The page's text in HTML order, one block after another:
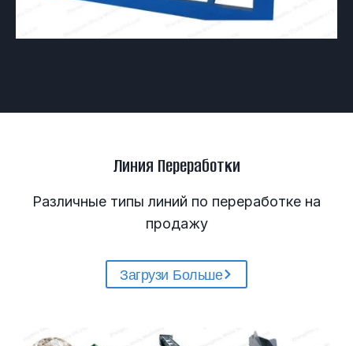
Линия Переработки
Различные типы линий по переработке на
продажу
Загрузи Больше